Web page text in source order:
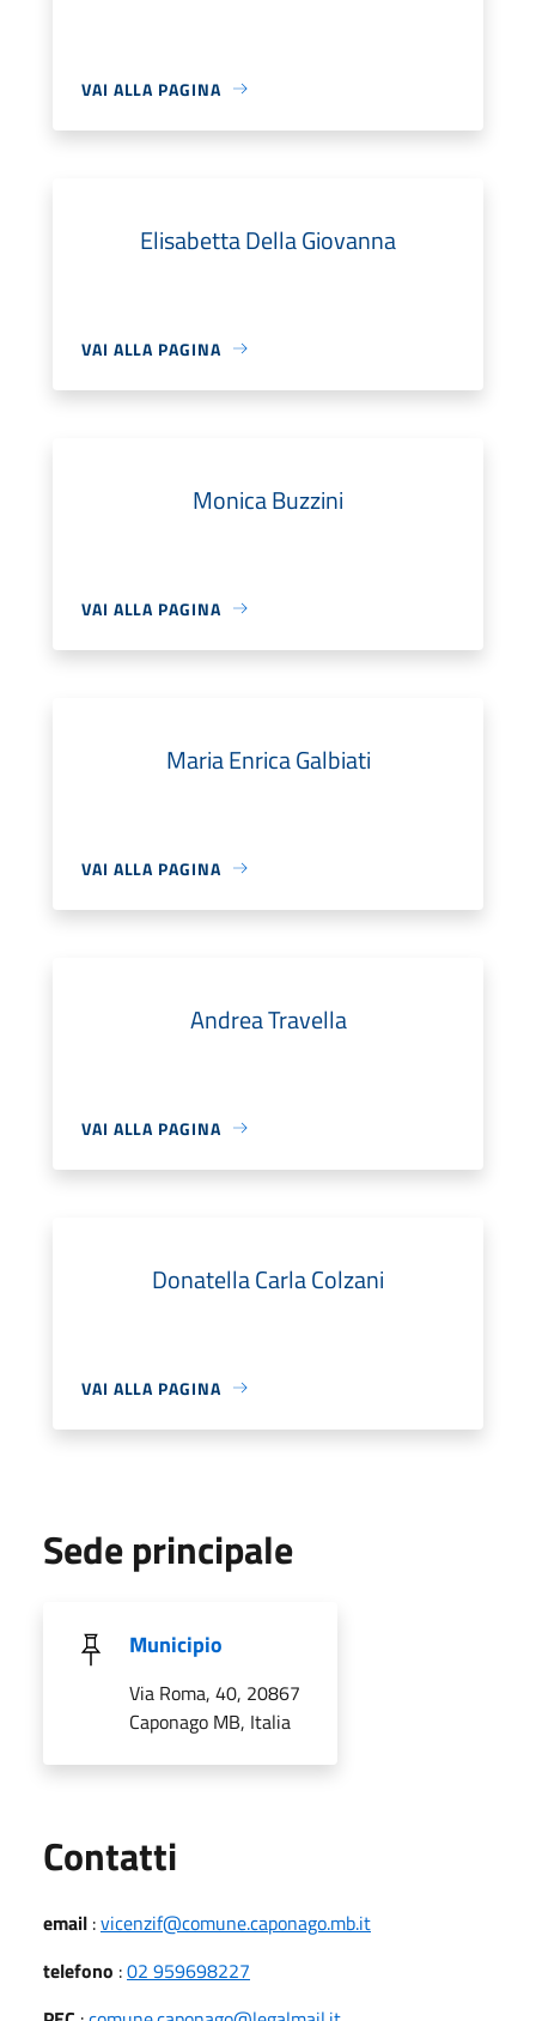
VAI ALLA PAGINA
Elisabetta Della Giovanna
VAI ALLA PAGINA
Monica Buzzini
VAI ALLA PAGINA
Maria Enrica Galbiati
VAI ALLA PAGINA
Andrea Travella
VAI ALLA PAGINA
Donatella Carla Colzani
VAI ALLA PAGINA
Sede principale
Municipio
Via Roma, 40, 20867
Caponago MB, Italia
Contatti
email :vicenzif@comune.caponago.mb.it
telefono :02 959698227